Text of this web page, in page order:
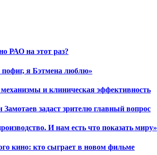
РАО на этот раз?
пофиг, я Бэтмена люблю»
и клиническая эффективность
задаст зрителю главный вопрос
И нам есть что показать миру»
кино: кто сыграет в новом фильме